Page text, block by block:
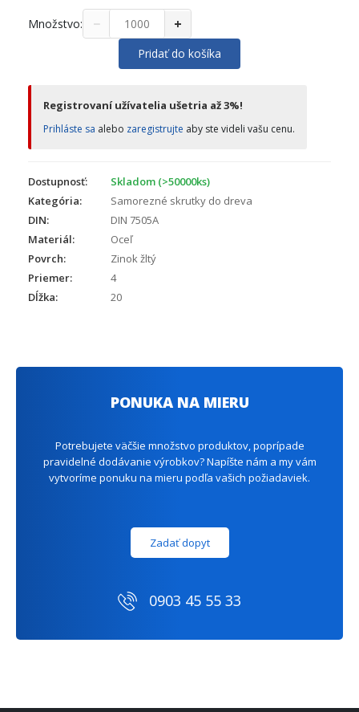
Množstvo: − +
Pridať do košíka
Registrovaní užívatelia ušetria až 3%!
Prihláste sa alebo zaregistrujte aby ste videli vašu cenu.
Dostupnosť:
Skladom (>50000ks)
Kategória:
Samorezné skrutky do dreva
DIN:
DIN 7505A
Materiál:
Oceľ
Povrch:
Zinok žltý
Priemer:
4
Dĺžka:
20
PONUKA NA MIERU
Potrebujete väčšie množstvo produktov, poprípade
pravidelné dodávanie výrobkov? Napíšte nám a my vám
vytvoríme ponuku na mieru podľa vašich požiadaviek.
Zadať dopyt
0903 45 55 33